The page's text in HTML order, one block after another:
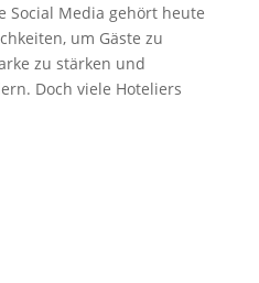
Social Media gehört heute
um Gäste zu
zu stärken und
Doch viele Hoteliers